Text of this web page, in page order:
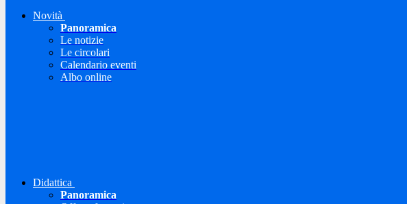
Novità
Panoramica
Le notizie
Le circolari
Calendario eventi
Albo online
Didattica
Panoramica